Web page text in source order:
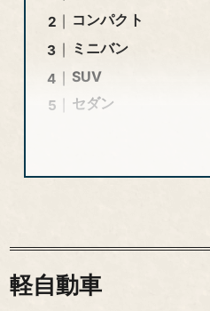
コンパクト
ミニバン
SUV
セダン
軽自動車